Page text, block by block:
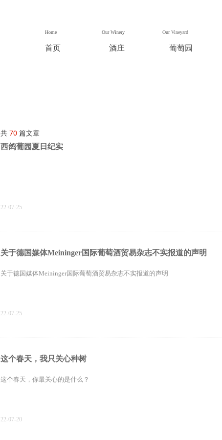
首页 酒庄 葡萄园
Home Our Winery Our Vineyard
共 70 篇文章
西鸽葡园夏日纪实
22-07-25
关于德国媒体Meininger国际葡萄酒贸易杂志不实报道的声明
关于德国媒体Meininger国际葡萄酒贸易杂志不实报道的声明
22-07-25
这个春天，我只关心种树
这个春天，你最关心的是什么？
22-07-20